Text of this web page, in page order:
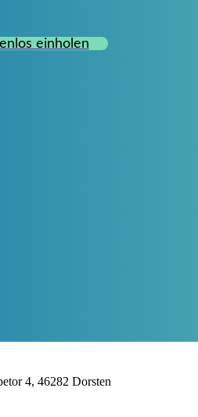
einholen
4, 46282 Dorsten